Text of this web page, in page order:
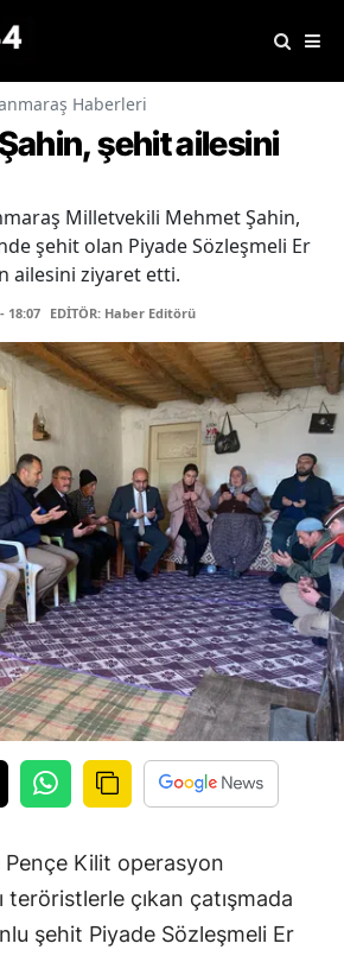
Haberleri
şehit ailesini
Milletvekili Mehmet Şahin,
şehit olan Piyade Sözleşmeli Er
ailesini ziyaret etti.
18:07 EDİTÖR: Haber Editörü
Pençe Kilit operasyon
teröristlerle çıkan çatışmada
şehit Piyade Sözleşmeli Er